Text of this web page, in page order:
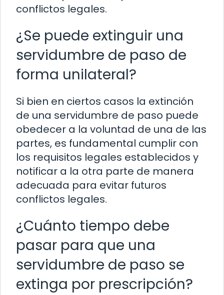
conflictos legales.
¿Se puede extinguir una
servidumbre de paso de
forma unilateral?
Si bien en ciertos casos la extinción
de una servidumbre de paso puede
obedecer a la voluntad de una de las
partes, es fundamental cumplir con
los requisitos legales establecidos y
notificar a la otra parte de manera
adecuada para evitar futuros
conflictos legales.
¿Cuánto tiempo debe
pasar para que una
servidumbre de paso se
extinga por prescripción?